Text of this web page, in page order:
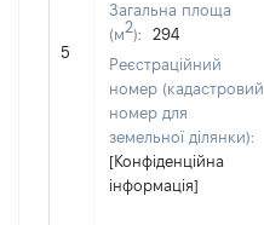
5
Загальна площа
(м2):
294
Реєстраційний
номер (кадастровий
номер для
земельної ділянки):
[Конфіденційна
інформація]